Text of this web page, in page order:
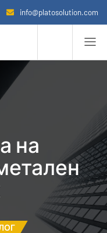
info@platosolution.com
на